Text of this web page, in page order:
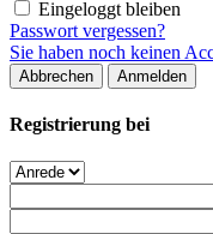
Eingeloggt bleiben
Passwort vergessen?
Sie haben noch keinen
Abbrechen Anmelden
Registrierung bei